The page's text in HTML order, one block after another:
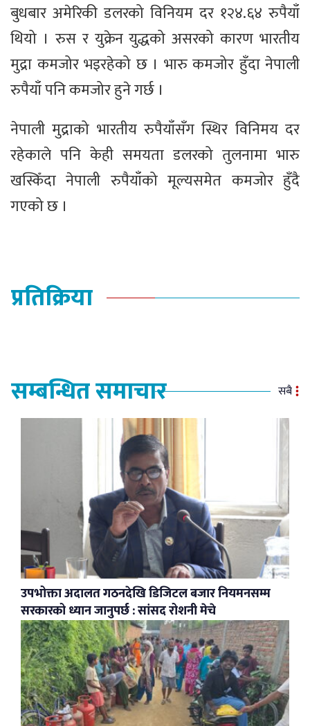
बुधबार अमेरिकी डलरको विनियम दर १२४.६४ रुपैयाँ
थियो । रुस र युक्रेन युद्धको असरको कारण भारतीय
मुद्रा कमजोर भइरहेको छ । भारु कमजोर हुँदा नेपाली
रुपैयाँ पनि कमजोर हुने गर्छ ।
नेपाली मुद्राको भारतीय रुपैयाँसँग स्थिर विनिमय दर
रहेकाले पनि केही समयता डलरको तुलनामा भारु
खस्किँदा नेपाली रुपैयाँको मूल्यसमेत कमजोर हुँदै
गएको छ ।
प्रतिक्रिया
सम्बन्धित समाचार सबै
उपभोक्ता अदालत गठनदेखि डिजिटल बजार नियमनसम्म
सरकारको ध्यान जानुपर्छ : सांसद रोशनी मेचे